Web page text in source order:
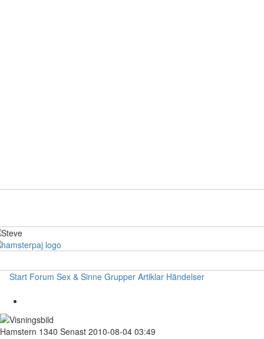
Start Forum Sex & Sinne Grupper Artiklar Händelser
Hamstern 1340 Senast 2010-08-04 03:49